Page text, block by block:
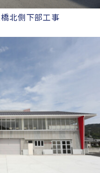
北側下部工事